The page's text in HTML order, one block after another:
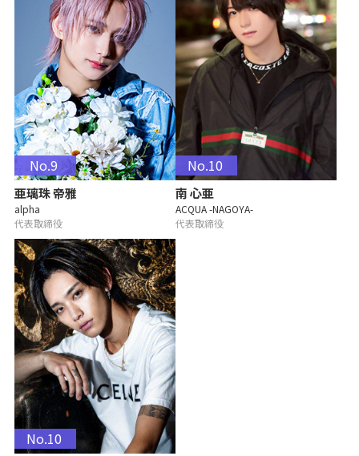
No.9
亜璃珠 帝雅
alpha
代表取締役
No.10
南 心亜
ACQUA -NAGOYA-
代表取締役
No.10